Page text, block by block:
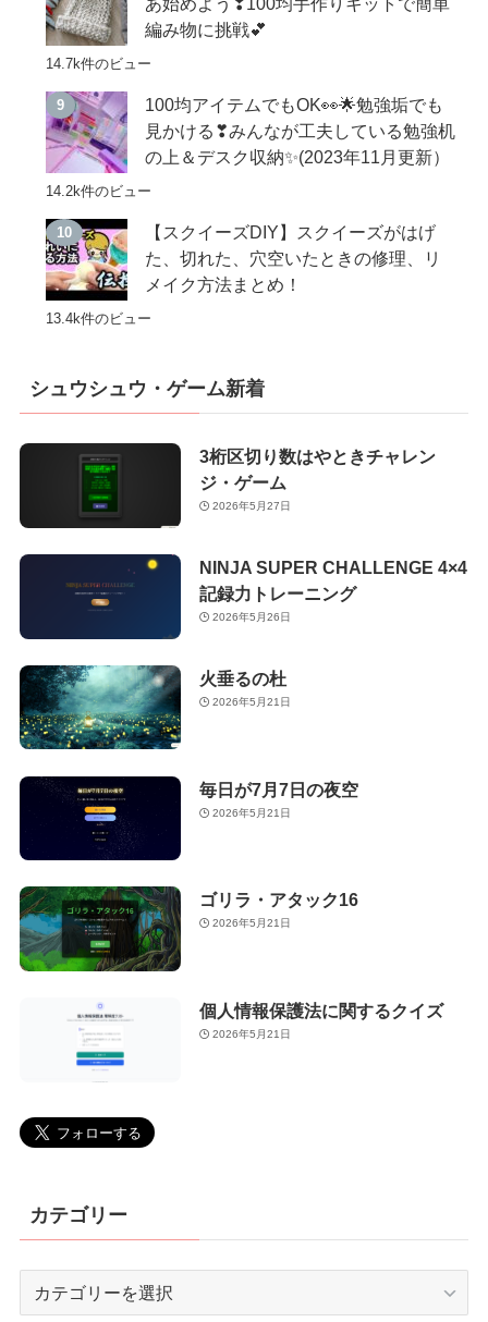
編み物に挑戦💕
14.7k件のビュー
100均アイテムでもOK👀🌟勉強垢でも
見かける❣みんなが工夫している勉強机
の上＆デスク収納✨(2023年11月更新）
14.2k件のビュー
【スクイーズDIY】スクイーズがはげ
た、切れた、穴空いたときの修理、リ
メイク方法まとめ！
13.4k件のビュー
シュウシュウ・ゲーム新着
3桁区切り数はやときチャレン
ジ・ゲーム
2026年5月27日
NINJA SUPER CHALLENGE 4×4
記録力トレーニング
2026年5月26日
火垂るの杜
2026年5月21日
毎日が7月7日の夜空
2026年5月21日
ゴリラ・アタック16
2026年5月21日
個人情報保護法に関するクイズ
2026年5月21日
カテゴリー